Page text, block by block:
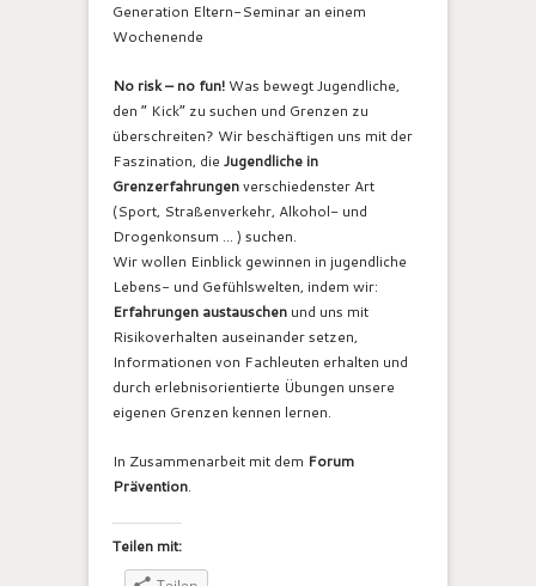
Generation Eltern-Seminar an einem
Wochenende
No risk – no fun! Was bewegt Jugendliche,
den “ Kick” zu suchen und Grenzen zu
überschreiten? Wir beschäftigen uns mit der
Faszination, die Jugendliche in
Grenzerfahrungenverschiedenster Art
(Sport, Straßenverkehr, Alkohol- und
Drogenkonsum … ) suchen.
Wir wollen Einblick gewinnen in jugendliche
Lebens- und Gefühlswelten, indem wir:
Erfahrungen austauschen und uns mit
Risikoverhalten auseinander setzen,
Informationen von Fachleuten erhalten und
durch erlebnisorientierte Übungen unsere
eigenen Grenzen kennen lernen.
In Zusammenarbeit mit dem Forum
Prävention.
Teilen mit: